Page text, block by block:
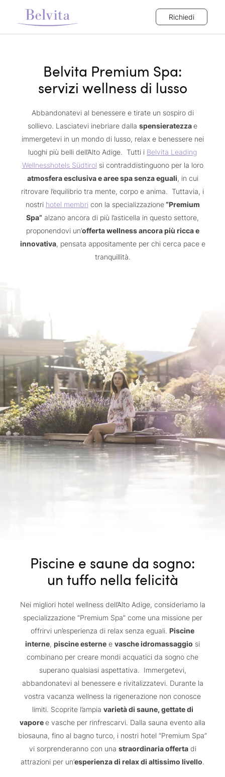
Richiedi
Belvita Premium Spa:
servizi wellness di lusso
Abbandonatevi al benessere e tirate un sospiro di
sollievo. Lasciatevi inebriare dalla spensieratezzae
immergetevi in un mondo di lusso, relax e benessere nei
luoghi più belli dell’Alto Adige. Tutti i Belvita Leading
Wellnesshotels Südtirol si contraddistinguono per la loro
atmosfera esclusiva e aree spa senza eguali, in cui
ritrovare l’equilibrio tra mente, corpo e anima. Tuttavia, i
nostri hotel membri con la specializzazione“Premium
Spa” alzano ancora di più l’asticella in questo settore,
proponendovi un’offerta wellness ancora più ricca e
innovativa, pensata appositamente per chi cerca pace e
tranquillità.
Piscine e saune da sogno:
un tuffo nella felicità
Nei migliori hotel wellness dell’Alto Adige, consideriamo la
specializzazione “Premium Spa” come una missione per
offrirvi un’esperienza di relax senza eguali. Piscine
interne, piscine esterne e vasche idromassaggio si
combinano per creare mondi acquatici da sogno che
superano qualsiasi aspettativa. Immergetevi,
abbandonatevi al benessere e rivitalizzatevi. Durante la
vostra vacanza wellness la rigenerazione non conosce
limiti. Scoprite l’ampia varietà di saune, gettate di
vaporee vasche per rinfrescarvi. Dalla sauna evento alla
biosauna, fino al bagno turco, i nostri hotel “Premium Spa”
vi sorprenderanno con una straordinaria offertadi
attrazioni per un’esperienza di relax di altissimo livello.